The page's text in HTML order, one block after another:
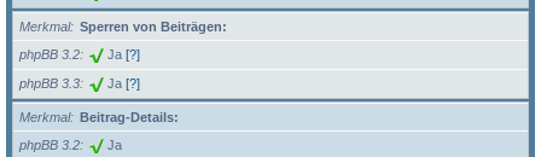
Merkmal
Sperren von Beiträgen:
phpBB 3.2
Ja [?]
phpBB 3.3 Ja [?]
Merkmal
Beitrag-Details:
phpBB 3.2
Ja